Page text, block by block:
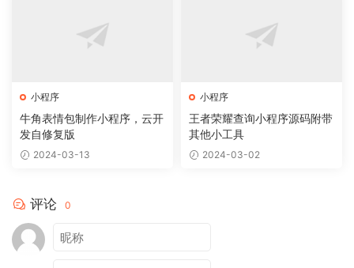
小程序
牛角表情包制作小程序，云开
发自修复版
2024-03-13
小程序
王者荣耀查询小程序源码附带
其他小工具
2024-03-02
评论 0